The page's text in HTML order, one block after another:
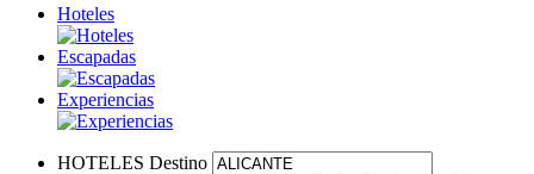
Hoteles
Escapadas
Experiencias
HOTELES Destino